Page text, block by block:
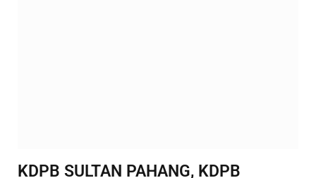
KDPB SULTAN PAHANG, KDPB